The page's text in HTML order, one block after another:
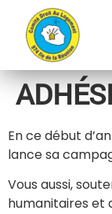
En ce début
lance sa
Vous aussi,
humanitaires et